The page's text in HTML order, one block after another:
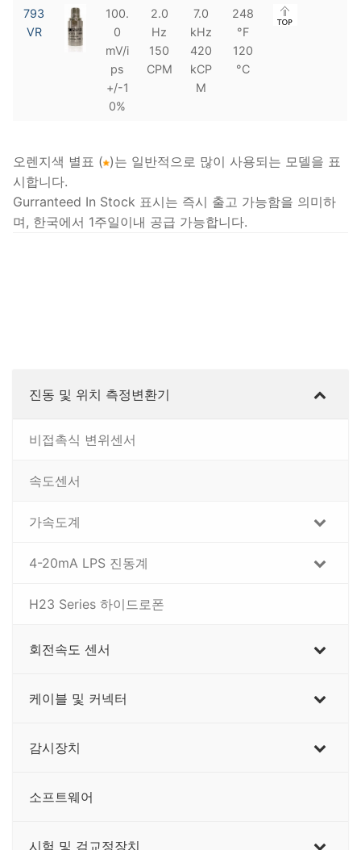
793
VR
100.
0
mV/i
ps
+/-1
0%
2.0
Hz
150
CPM
7.0
kHz
420
kCP
M
248
°F
120
°C
오렌지색 별표 ( )는 일반적으로 많이 사용되는 모델을 표
시합니다.
Gurranteed In Stock 표시는 즉시 출고 가능함을 의미하
며, 한국에서 1주일이내 공급 가능합니다.
진동 및 위치 측정변환기
비접촉식 변위센서
속도센서
가속도계
4-20mA LPS 진동계
H23 Series 하이드로폰
회전속도 센서
케이블 및 커넥터
감시장치
소프트웨어
시험 및 검교정장치